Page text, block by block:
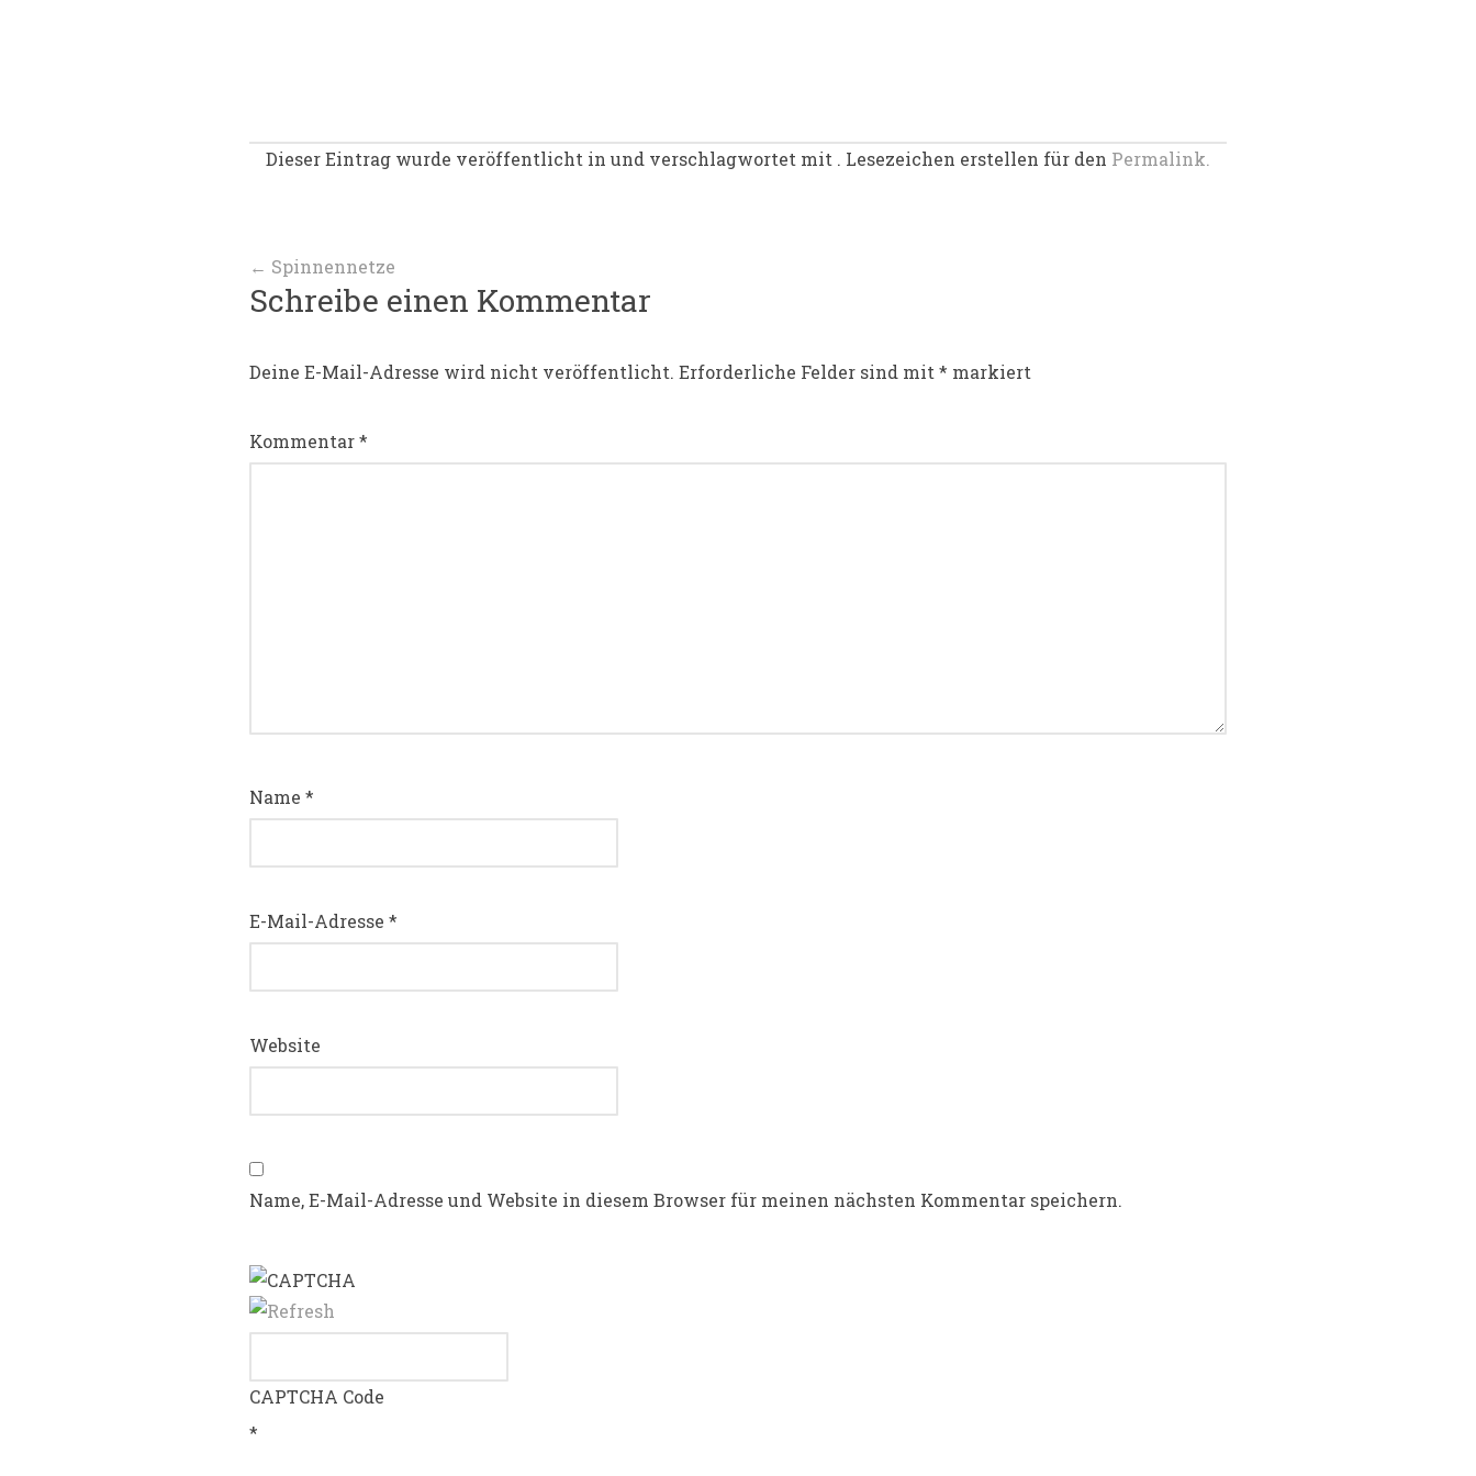
Dieser Eintrag wurde veröffentlicht in und verschlagwortet mit . Lesezeichen erstellen für den Permalink.
Beitragsnavigation
← Spinnennetze
Schreibe einen Kommentar
Deine E-Mail-Adresse wird nicht veröffentlicht. Erforderliche Felder sind mit * markiert
Kommentar*
Name *
E-Mail-Adresse *
Website
Name, E-Mail-Adresse und Website in diesem Browser für meinen nächsten Kommentar speichern.
CAPTCHA Code
*